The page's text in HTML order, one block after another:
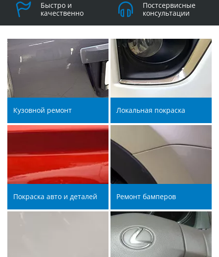
Быстро и
качественно
Постсервисные
консультации
Кузовной ремонт Локальная покраска
Покраска авто и деталей Ремонт бамперов